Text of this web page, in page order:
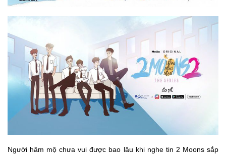
Người hâm mộ chưa vui được bao lâu khi nghe tin 2 Moons sắp